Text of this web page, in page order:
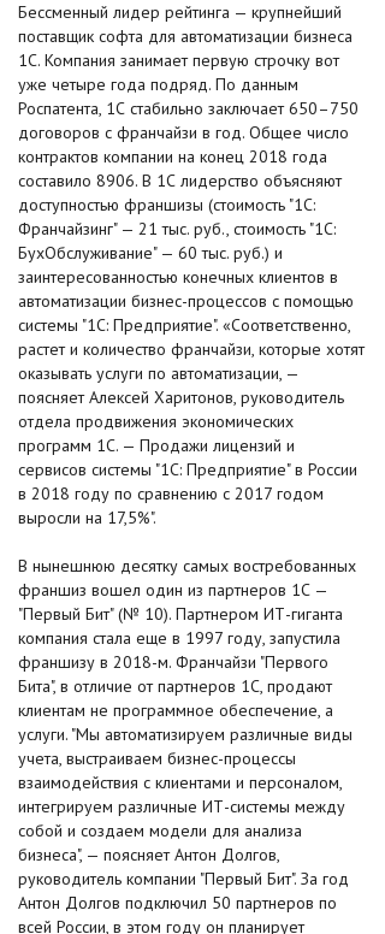
Бессменный лидер рейтинга — крупнейший
поставщик софта для автоматизации бизнеса
1С. Компания занимает первую строчку вот
уже четыре года подряд. По данным
Роспатента, 1С стабильно заключает 650–750
договоров с франчайзи в год. Общее число
контрактов компании на конец 2018 года
составило 8906. В 1С лидерство объясняют
доступностью франшизы (стоимость "1С:
Франчайзинг" — 21 тыс. руб., стоимость "1С:
БухОбслуживание" — 60 тыс. руб.) и
заинтересованностью конечных клиентов в
автоматизации бизнес-процессов с помощью
системы "1С: Предприятие". «Соответственно,
растет и количество франчайзи, которые хотят
оказывать услуги по автоматизации, —
поясняет Алексей Харитонов, руководитель
отдела продвижения экономических
программ 1С. — Продажи лицензий и
сервисов системы "1С: Предприятие" в России
в 2018 году по сравнению с 2017 годом
выросли на 17,5%".
В нынешнюю десятку самых востребованных
франшиз вошел один из партнеров 1С —
"Первый Бит" (№ 10). Партнером ИТ-гиганта
компания стала еще в 1997 году, запустила
франшизу в 2018-м. Франчайзи "Первого
Бита", в отличие от партнеров 1С, продают
клиентам не программное обеспечение, а
услуги. "Мы автоматизируем различные виды
учета, выстраиваем бизнес-процессы
взаимодействия с клиентами и персоналом,
интегрируем различные ИТ-системы между
собой и создаем модели для анализа
бизнеса", — поясняет Антон Долгов,
руководитель компании "Первый Бит". За год
Антон Долгов подключил 50 партнеров по
всей России, в этом году он планирует